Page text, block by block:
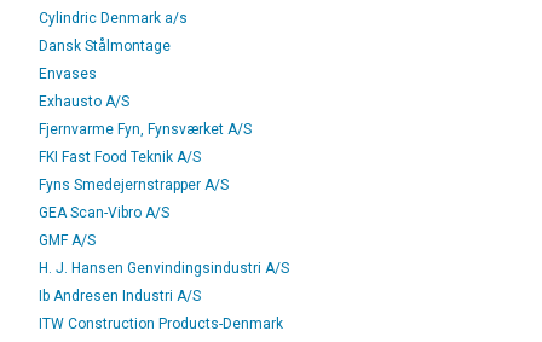
Cylindric Denmark a/s
Dansk Stålmontage
Envases
Exhausto A/S
Fjernvarme Fyn, Fynsværket A/S
FKI Fast Food Teknik A/S
Fyns Smedejernstrapper A/S
GEA Scan-Vibro A/S
GMF A/S
H. J. Hansen Genvindingsindustri A/S
Ib Andresen Industri A/S
ITW Construction Products-Denmark